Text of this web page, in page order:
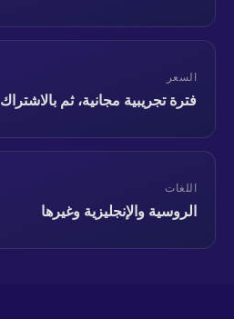
السعر
فترة تجريبية مجانية، ثم بالاشتراك
اللغات
الروسية والإنجليزية وغيرها